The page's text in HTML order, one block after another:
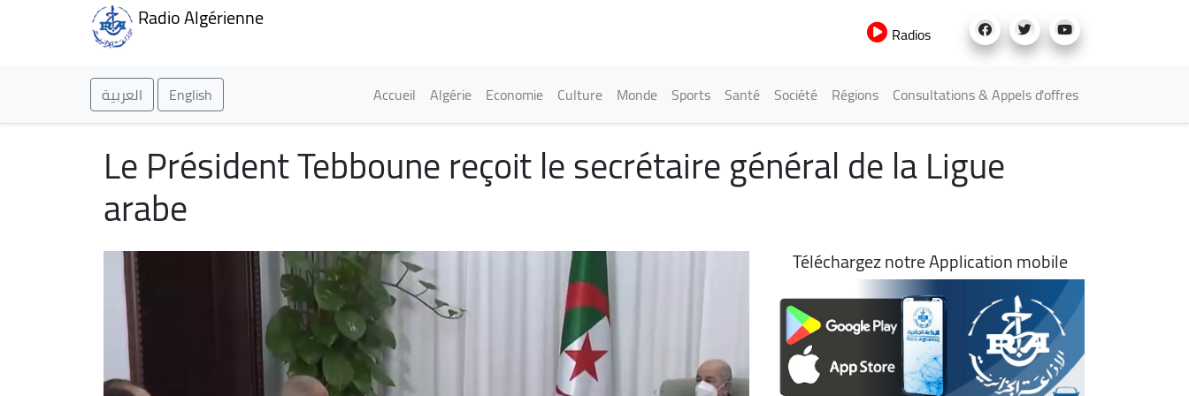
Radio Algérienne
Radios
العربية English Main navigation
Accueil Algérie Economie Culture Monde Sports Santé Société Régions Consultations & Appels d'offres
Le Président Tebboune reçoit le secrétaire général de la Ligue
arabe
Téléchargez notre Application mobile